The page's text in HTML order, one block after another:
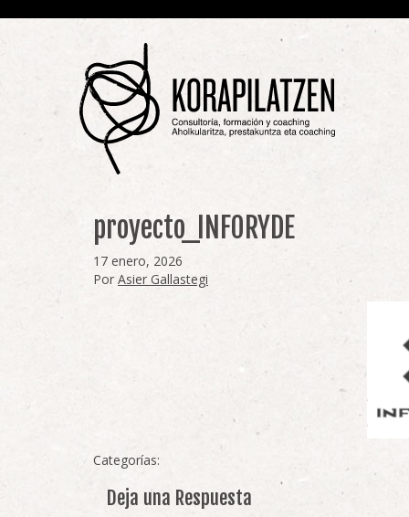
proyecto_INFORYDE
17 enero, 2026
Por Asier Gallastegi
Categorías:
Deja una Respuesta